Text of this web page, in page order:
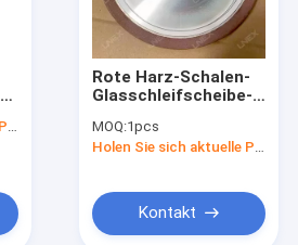
Holen Sie sich aktuelle Preis
Rote Harz-Schalen-
Glasschleifscheibe-
MOQ:1pcs
Holen Sie sich aktuelle Preis
Kontakt